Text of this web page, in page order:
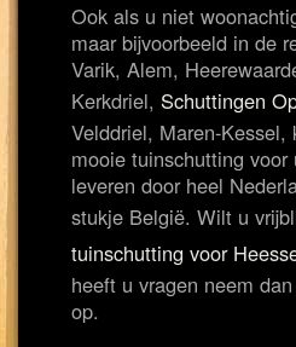
Ook als u niet
maar bijvoorbeeld in de
Varik, Alem,
Kerkdriel, Schuttingen
Velddriel, Maren-Kessel,
mooie tuinschutting
leveren door heel
stukje België. Wilt u
tuinschutting voor
heeft u vragen neem
op.